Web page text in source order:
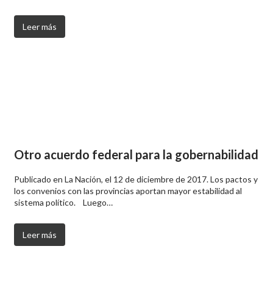
Leer más
Otro acuerdo federal para la gobernabilidad
Publicado en La Nación, el 12 de diciembre de 2017. Los pactos y
los convenios con las provincias aportan mayor estabilidad al
sistema político. Luego…
Leer más